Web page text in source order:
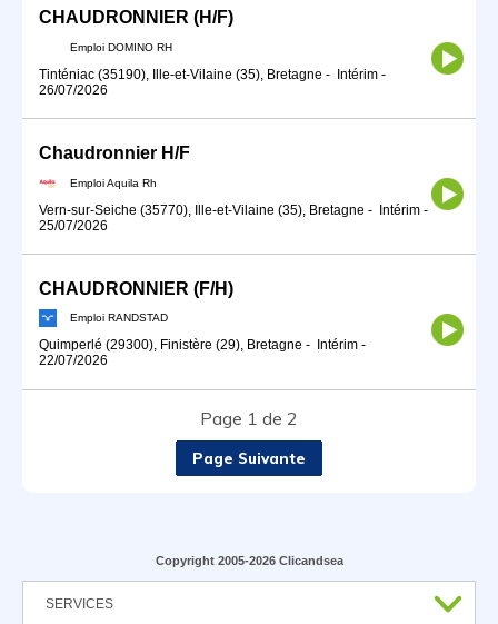
CHAUDRONNIER (H/F)
Emploi DOMINO RH
Tinténiac (35190), Ille-et-Vilaine (35), Bretagne - Intérim -
26/07/2026
Chaudronnier H/F
Emploi Aquila Rh
Vern-sur-Seiche (35770), Ille-et-Vilaine (35), Bretagne - Intérim -
25/07/2026
CHAUDRONNIER (F/H)
Emploi RANDSTAD
Quimperlé (29300), Finistère (29), Bretagne - Intérim -
22/07/2026
Page 1 de 2
Page Suivante
Copyright 2005-2026 Clicandsea
SERVICES